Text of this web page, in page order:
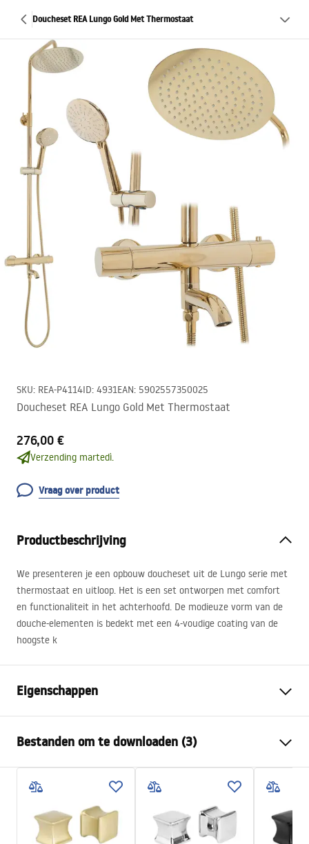
Doucheset REA Lungo Gold Met Thermostaat
SKU: REA-P4114ID: 4931EAN: 5902557350025
Doucheset REA Lungo Gold Met Thermostaat
276,00 €
Verzending martedì.
Vraag over product
Productbeschrijving
We presenteren je een opbouw doucheset uit de Lungo serie met
thermostaat en uitloop. Het is een set ontworpen met comfort
en functionaliteit in het achterhoofd. De modieuze vorm van de
douche-elementen is bedekt met een 4-voudige coating van de
hoogste k
Eigenschappen
Materiaal
Messing, ABS
Kraan type
Thermostatisch
Montagewijze
Oppervlak
Hoogteverstelling
Ja
Min. hoogte
820mm
Bestanden om te downloaden (3)
Veiligheidsinformatie
Safety_Information_Shower_set.pdf